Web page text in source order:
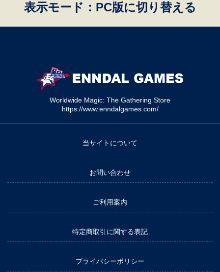
表示モード：PC版に切り替える
Worldwide Magic: The Gathering Store
https://www.enndalgames.com/
当サイトについて
お問い合わせ
ご利用案内
特定商取引に関する表記
プライバシーポリシー